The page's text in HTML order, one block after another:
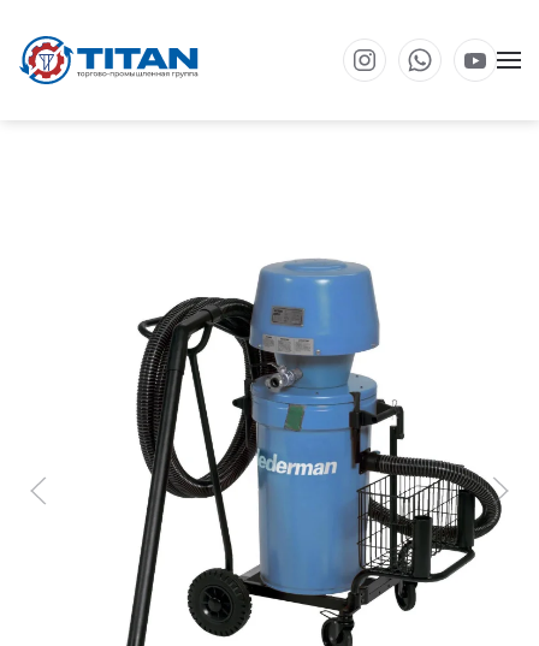
Перейти к основному содержанию